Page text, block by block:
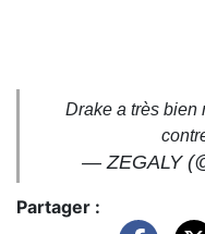
Drake a très bien
— ZEGALY
Partager :